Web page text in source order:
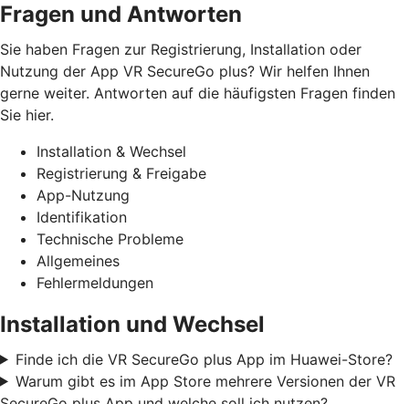
Fragen und Antworten
Sie haben Fragen zur Registrierung, Installation oder
Nutzung der App VR SecureGo plus? Wir helfen Ihnen
gerne weiter. Antworten auf die häufigsten Fragen finden
Sie hier.
Installation & Wechsel
Registrierung & Freigabe
App-Nutzung
Identifikation
Technische Probleme
Allgemeines
Fehlermeldungen
Installation und Wechsel
Finde ich die VR SecureGo plus App im Huawei-Store?
Warum gibt es im App Store mehrere Versionen der VR